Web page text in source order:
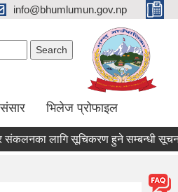
info@bhumlumun.gov.np
भिलेज प्रोफाइल
संकलनका लागि सूचिकरण हुने सम्बन्धी सूचना !